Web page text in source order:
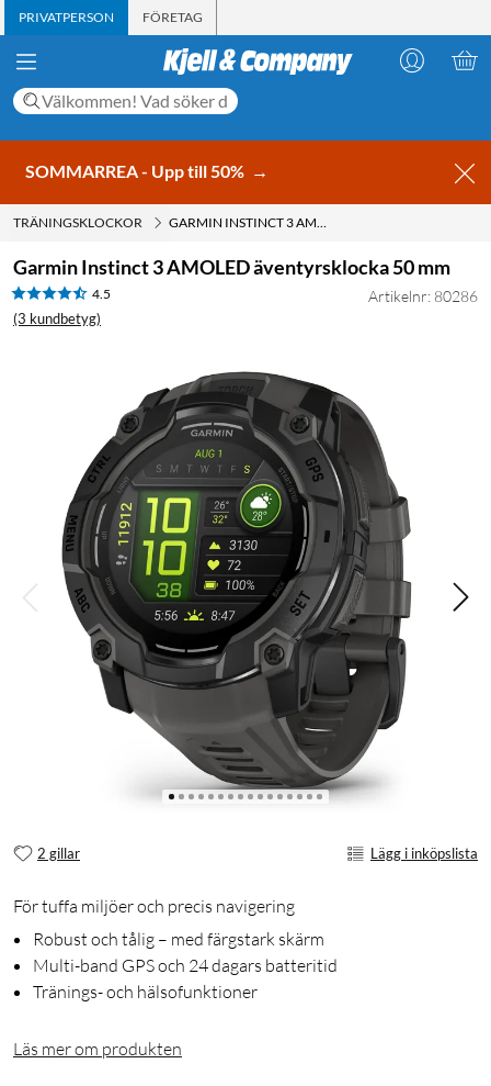
PRIVATPERSON FÖRETAG
SOMMARREA - Upp till 50% →
TRÄNINGSKLOCKOR GARMIN INSTINCT 3 AMOLED ÄVENTYRSKLOCKA 50 MM
Garmin Instinct 3 AMOLED äventyrsklocka 50 mm
4.5
(3 kundbetyg)
Artikelnr: 80286
2 gillar Lägg i inköpslista
För tuffa miljöer och precis navigering
Robust och tålig – med färgstark skärm
Multi-band GPS och 24 dagars batteritid
Tränings- och hälsofunktioner
Läs mer om produkten